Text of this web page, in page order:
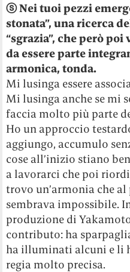
ⓢNei tuoi pezzi
stonata”, una ricerca
“sgrazia”, che però
da essere parte
armonica, tonda.
Mi lusinga essere
Mi lusinga anche se mi
faccia molto più parte
Ho un approccio
aggiungo, accumulo
cose all’inizio stiano
a lavorarci che poi
trovo un’armonia che
sembrava impossibile.
produzione di
contributo: ha
ha illuminati alcuni e li
regia molto precisa.